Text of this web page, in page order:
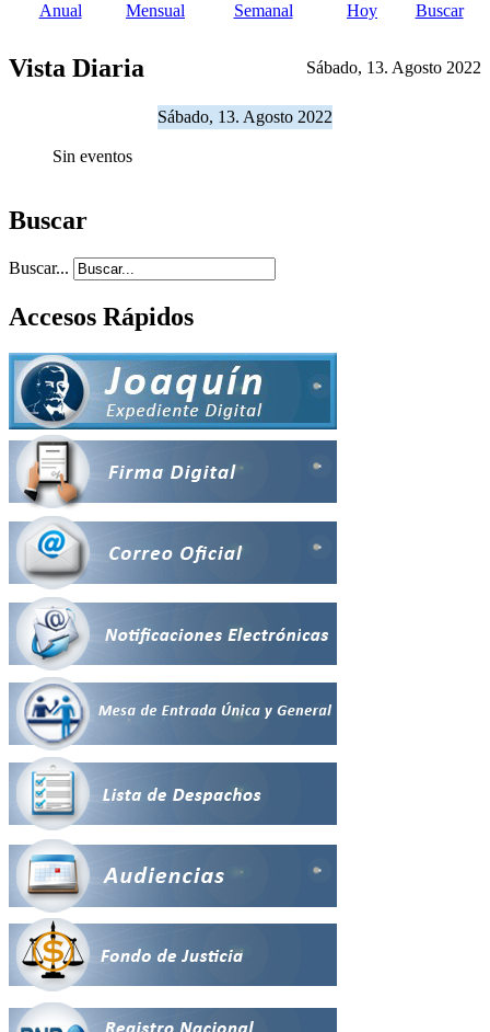
Anual Mensual Semanal Hoy Buscar
Vista Diaria Sábado, 13. Agosto 2022
Sábado, 13. Agosto 2022
Sin eventos
Buscar
Buscar...
Accesos Rápidos